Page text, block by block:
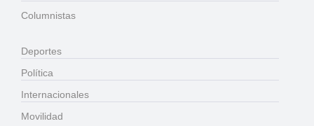
Columnistas
Deportes
Política
Internacionales
Movilidad